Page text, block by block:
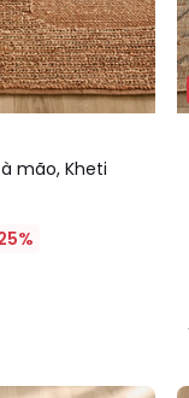
mão, Kheti